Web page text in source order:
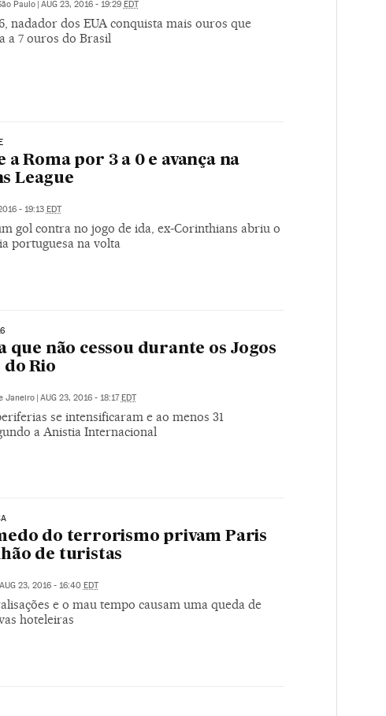
Paulo | AUG 23, 2016 - 19:29 EDT
nadador dos EUA conquista mais ouros que
a 7 ouros do Brasil
a Roma por 3 a 0 e avança na
League
- 19:13 EDT
gol contra no jogo de ida, ex-Corinthians abriu o
portuguesa na volta
que não cessou durante os Jogos
Rio
Janeiro | AUG 23, 2016 - 18:17EDT
se intensificaram e ao menos 31
a Anistia Internacional
do terrorismo privam Paris
de turistas
AUG 23, 2016 - 16:40 EDT
e o mau tempo causam uma queda de
hoteleiras